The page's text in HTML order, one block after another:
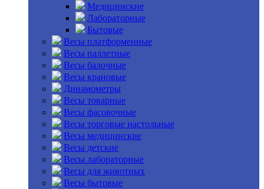
Медицинские
Лабораторные
Бытовые
Весы платформенные
Весы паллетные
Весы балочные
Весы крановые
Динамометры
Весы товарные
Весы фасовочные
Весы торговые настольные
Весы медицинские
Весы детские
Весы лабораторные
Весы для животных
Весы бытовые